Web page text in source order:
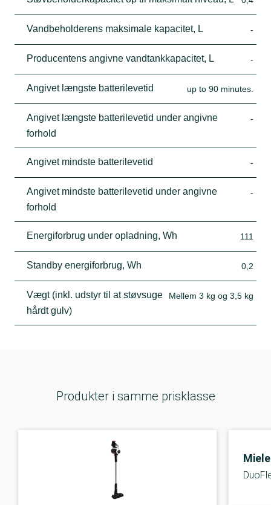
Vandbeholderens maksimale kapacitet, L -
Producentens angivne vandtankkapacitet, L -
Angivet længste batterilevetid up to 90 minutes.
Angivet længste batterilevetid under angivne
forhold
-
Angivet mindste batterilevetid -
Angivet mindste batterilevetid under angivne
forhold
-
Energiforbrug under opladning, Wh 111
Standby energiforbrug, Wh 0,2
Vægt (inkl. udstyr til at støvsuge
hårdt gulv)
Mellem 3 kg og 3,5 kg
Produkter i samme prisklasse
Miele